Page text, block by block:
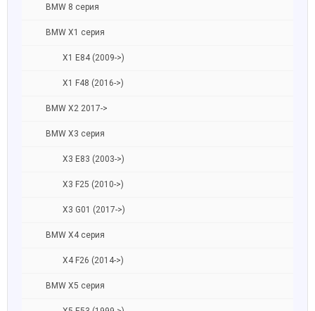
BMW 8 серия
BMW X1 серия
X1 E84 (2009->)
X1 F48 (2016->)
BMW X2 2017->
BMW X3 серия
X3 E83 (2003->)
X3 F25 (2010->)
X3 G01 (2017->)
BMW X4 серия
X4 F26 (2014->)
BMW X5 серия